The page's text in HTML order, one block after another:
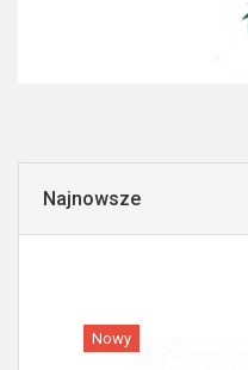
Najnowsze
Nowy